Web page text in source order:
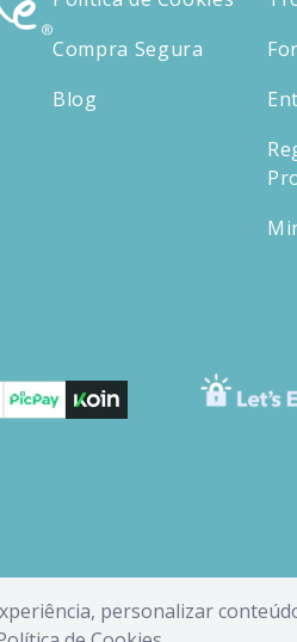
personalizar
Compra Segura
Blog